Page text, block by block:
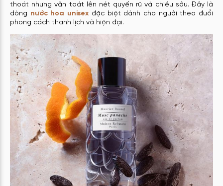
thoát nhưng vẫn toát lên nét quyến rũ và chiều sâu. Đây là
dòng nước hoa unisex đặc biệt dành cho người theo đuổi
phong cách thanh lịch và hiện đại.